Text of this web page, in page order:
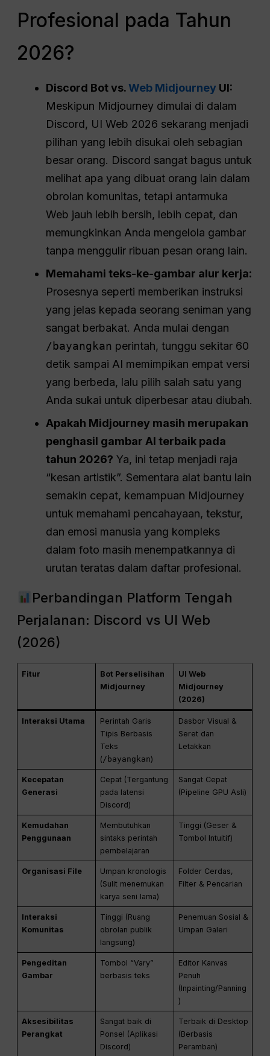
Profesional pada Tahun
2026?
Discord Bot vs.Web Midjourney UI:
Meskipun Midjourney dimulai di dalam
Discord, UI Web 2026 sekarang menjadi
pilihan yang lebih disukai oleh sebagian
besar orang. Discord sangat bagus untuk
melihat apa yang dibuat orang lain dalam
obrolan komunitas, tetapi antarmuka
Web jauh lebih bersih, lebih cepat, dan
memungkinkan Anda mengelola gambar
tanpa menggulir ribuan pesan orang lain.
Memahami teks-ke-gambar alur kerja:
Prosesnya seperti memberikan instruksi
yang jelas kepada seorang seniman yang
sangat berbakat. Anda mulai dengan
/bayangkan perintah, tunggu sekitar 60
detik sampai AI memimpikan empat versi
yang berbeda, lalu pilih salah satu yang
Anda sukai untuk diperbesar atau diubah.
Apakah Midjourney masih merupakan
penghasil gambar AI terbaik pada
tahun 2026? Ya, ini tetap menjadi raja
“kesan artistik”. Sementara alat bantu lain
semakin cepat, kemampuan Midjourney
untuk memahami pencahayaan, tekstur,
dan emosi manusia yang kompleks
dalam foto masih menempatkannya di
urutan teratas dalam daftar profesional.
Perbandingan Platform Tengah
Perjalanan: Discord vs UI Web
(2026)
Fitur
Bot Perselisihan
Midjourney
UI Web
Midjourney
(2026)
Interaksi Utama
Perintah Garis
Tipis Berbasis
Teks
( /bayangkan)
Dasbor Visual &
Seret dan
Letakkan
Kecepatan
Generasi
Cepat (Tergantung
pada latensi
Discord)
Sangat Cepat
(Pipeline GPU Asli)
Kemudahan
Penggunaan
Membutuhkan
sintaks perintah
pembelajaran
Tinggi (Geser &
Tombol Intuitif)
Organisasi File
Umpan kronologis
(Sulit menemukan
karya seni lama)
Folder Cerdas,
Filter & Pencarian
Interaksi
Komunitas
Tinggi (Ruang
obrolan publik
langsung)
Penemuan Sosial &
Umpan Galeri
Pengeditan
Gambar
Tombol “Vary”
berbasis teks
Editor Kanvas
Penuh
(Inpainting/Panning
)
Aksesibilitas
Perangkat
Sangat baik di
Ponsel (Aplikasi
Discord)
Terbaik di Desktop
(Berbasis
Peramban)